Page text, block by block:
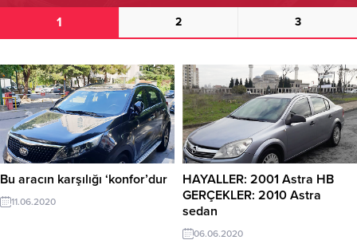
1 2 3
Bu aracın karşılığı ‘konfor’dur
11.06.2020
HAYALLER: 2001 Astra HB
GERÇEKLER: 2010 Astra
sedan
06.06.2020